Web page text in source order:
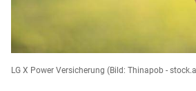
LG X Power Versicherung (Bild: Thinapob -